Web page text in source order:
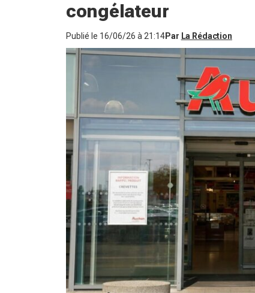
congélateur
Publié le 16/06/26 à 21:14Par La Rédaction